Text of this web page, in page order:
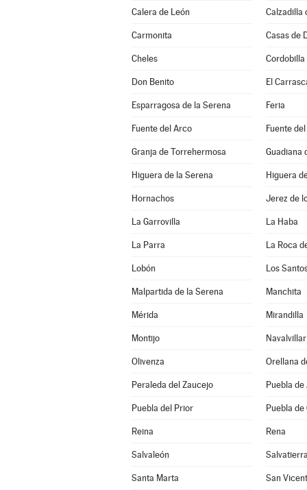
Calera de León Calzadilla
Carmonita Casas de
Cheles
Don Benito El
Esparragosa de la Serena Feria
Fuente del Arco Fuente
Granja de Torrehermosa Guadiana
Higuera de la Serena Higuera
Hornachos Jerez de
La Garrovilla La Haba
La Parra La Roca
Lobón Los
Malpartida de la Serena Manchita
Mérida Mirandilla
Montijo
Olivenza Orellana
Peraleda del Zaucejo Puebla
Puebla del Prior Puebla de
Reina Rena
Salvaleón
Santa Marta San